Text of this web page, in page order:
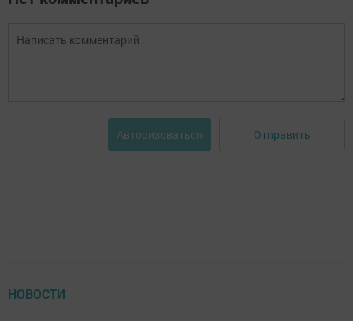
Авторизоваться Отправить
НОВОСТИ